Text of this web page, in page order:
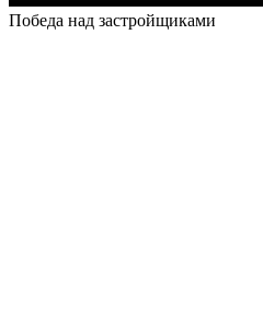
Победа над застройщиками